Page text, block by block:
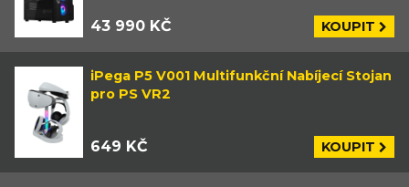
43 990 KČ KOUPIT
iPega P5 V001 Multifunkční Nabíjecí Stojan
pro PS VR2
649 KČ KOUPIT